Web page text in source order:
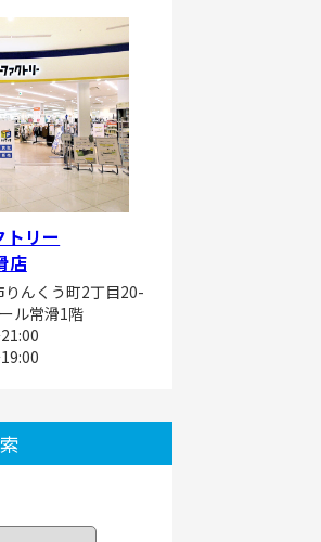
トリー
店
んくう町2丁目20-
ル常滑1階